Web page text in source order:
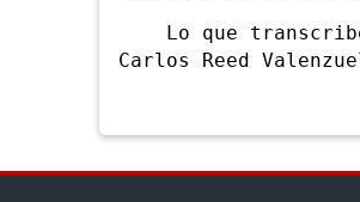
Lo que transcribo
Carlos Reed